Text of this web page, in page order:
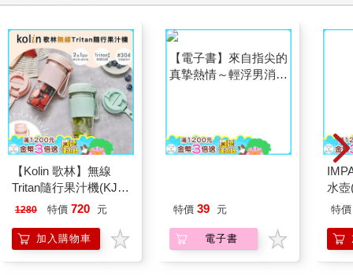
【Kolin 歌林】無線
Tritan隨行果汁機(KJE-
MN502)
1280 特價 720 元
加入購物車
員帶著熱烈眼神擁抱我
特價 39 元
電子書
水
特價